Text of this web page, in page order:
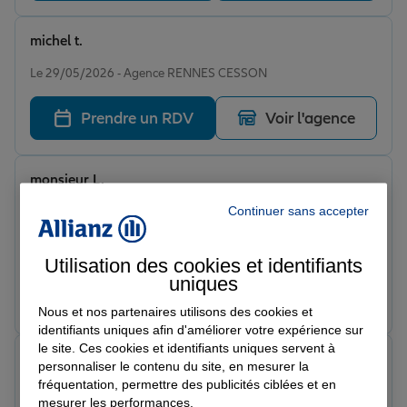
Le 29/05/2026 - Agence RENNES CESSON
michel t.
Prendre un RDV Voir l'agence
Le 22/05/2026 - Agence RENNES CESSON
Bon accueil et je recommande et je remercie
beaucoup
monsieur L.
Prendre un RDV
Note de 5 sur 5
Le 20/05/2026 - Agence RENNES CESSON
Continuer sans accepter
Utilisation des cookies et identifiants
uniques
Nous et nos partenaires utilisons des cookies et
identifiants uniques afin d'améliorer votre expérience sur
le site. Ces cookies et identifiants uniques servent à
personnaliser le contenu du site, en mesurer la
fréquentation, permettre des publicités ciblées et en
mesurer les performances.